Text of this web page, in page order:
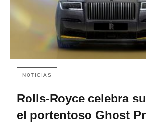
NOTICIAS
Rolls-Royce celebra
el portentoso Ghost